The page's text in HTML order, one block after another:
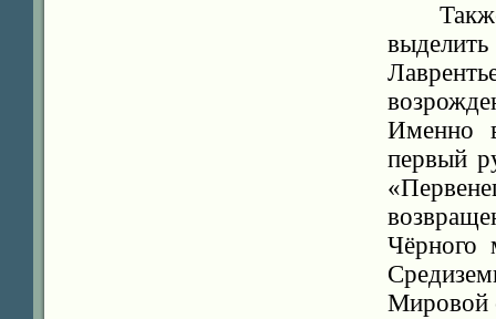
Именно
первый
Чёрного
Мировой